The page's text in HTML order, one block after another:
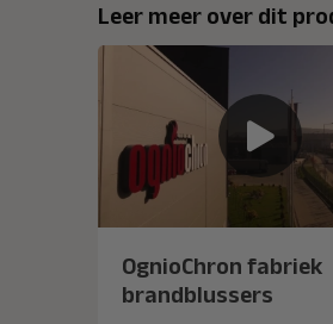
Leer meer over dit
OgnioChron fabriek
brandblussers